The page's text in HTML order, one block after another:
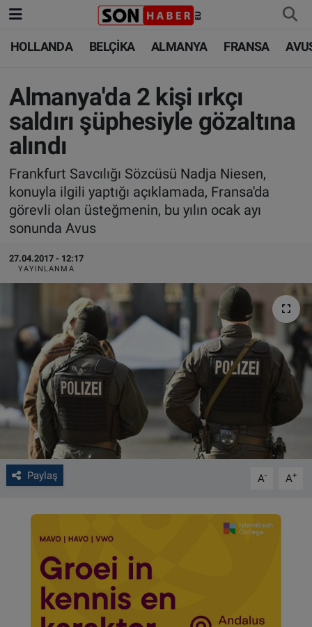
HOLLANDA BELÇİKA ALMANYA FRANSA
Almanya'da 2 kişi ırkçı
saldırı şüphesiyle gözaltına
alındı
Frankfurt Savcılığı Sözcüsü Nadja Niesen,
konuyla ilgili yaptığı açıklamada, Fransa'da
görevli olan üsteğmenin, bu yılın ocak ayı
sonunda Avus
27.04.2017 - 12:17
YAYINLANMA
Paylaş A- A+
HOLLANDA
BELÇİKA
ALMANYA
AVUSTURYA
SAĞLIK - YAŞAM
BİLİM-TEKNOLOJİ
HOLLANDA
BELÇİKA
ALMANYA
DÜNYA
BİLİM-TEKNOLOJİ
SAĞLIK
FOTO GALERİ
VIDEO GALERİ
ALGEMENE VOORWAARDEN
CONTACT
Çerez Politikası
Nöbetçi Eczaneler
Hava Durumu
Trafik Durumu
Tüm Manşetler
Son Dakika Haberleri
Haber Arşivi